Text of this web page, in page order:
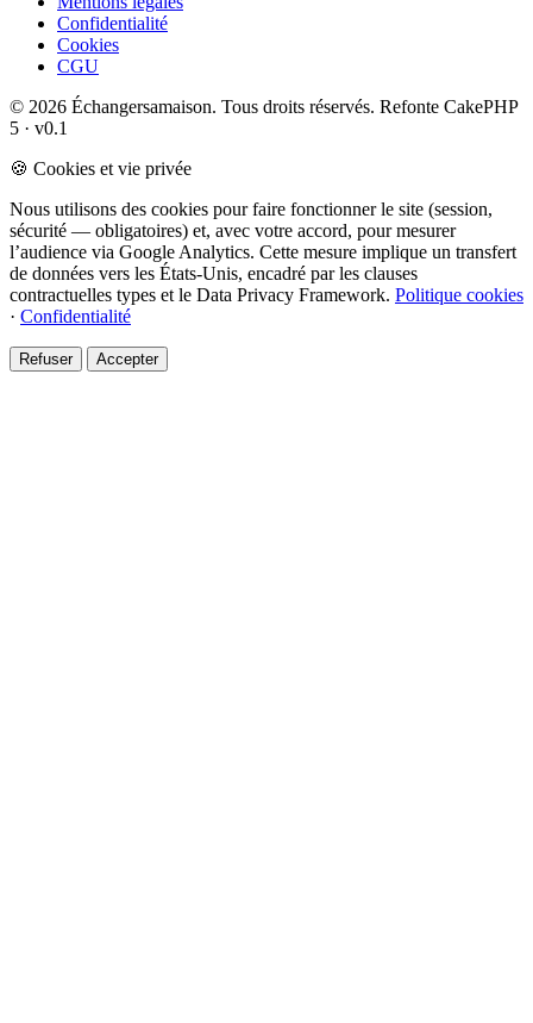
Confidentialité
Cookies
CGU
© 2026 Échangersamaison. Tous droits réservés. Refonte CakePHP
5 · v0.1
🍪 Cookies et vie privée
Nous utilisons des cookies pour faire fonctionner le site (session,
sécurité — obligatoires) et, avec votre accord, pour mesurer
l’audience via Google Analytics. Cette mesure implique un transfert
de données vers les États-Unis, encadré par les clauses
contractuelles types et le Data Privacy Framework. Politique cookies
· Confidentialité
Refuser Accepter